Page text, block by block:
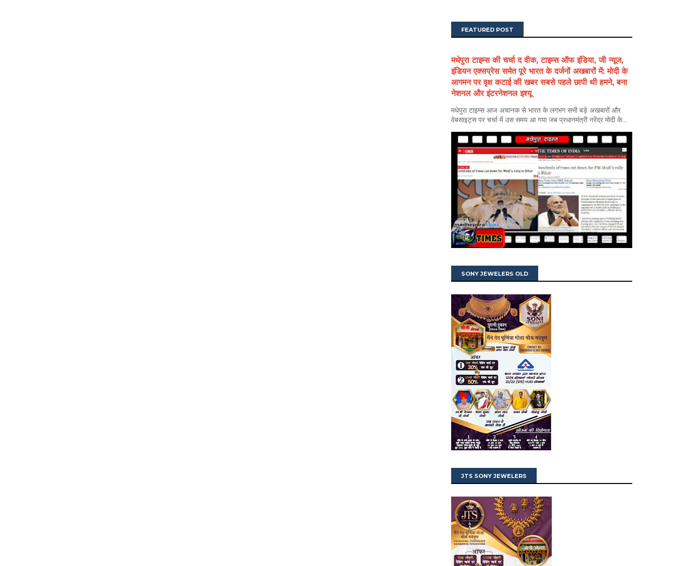
FEATURED POST
मधेपुरा टाइम्स की चर्चा द वीक, टाइम्स ऑफ इंडिया, जी न्यूज,
इंडियन एक्सप्रेस समेत पूरे भारत के दर्जनों अखबारों में: मोदी के
आगमन पर वृक्ष कटाई की खबर सबसे पहले छापी थी हमने, बना
नेशनल और इंटरनेशनल इश्यू
मधेपुरा टाइम्स आज अचानक से भारत के लगभग सभी बड़े अखबारों और
वेबसाइट्स पर चर्चा में उस समय आ गया जब प्रधानमंत्री नरेंद्र मोदी के...
SONY JEWELERS OLD
JTS SONY JEWELERS